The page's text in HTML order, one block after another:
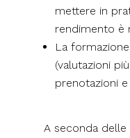
mettere in
rendimento è
La
(valutazioni
prenotazioni
A seconda